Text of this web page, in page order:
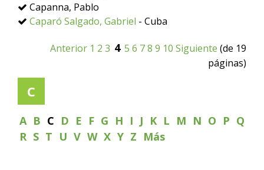
Capanna, Pablo
Caparó Salgado, Gabriel - Cuba
Anterior 1 2 3 4 5 6 78 9 10 Siguiente (de 19
páginas)
C
A B C D E F G H I J K L M N O P Q
R S T U V W X Y Z Más